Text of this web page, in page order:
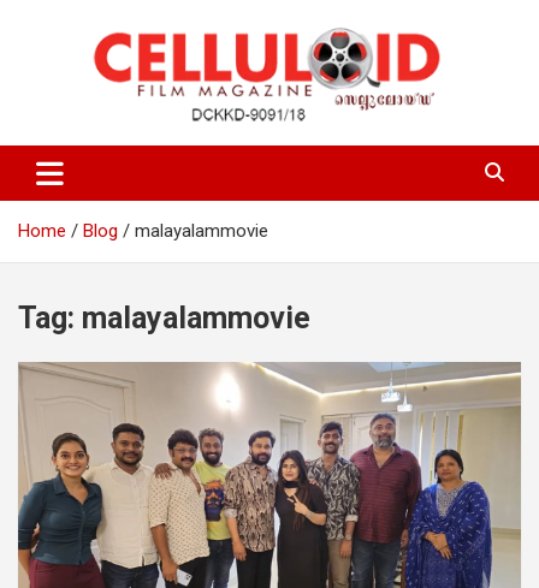
celluloid
Home Blog malayalammovie
Tag: malayalammovie